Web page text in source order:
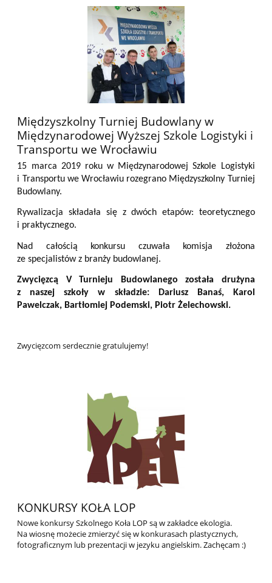
Międzyszkolny Turniej Budowlany w
Międzynarodowej Wyższej Szkole Logistyki i
Transportu we Wrocławiu
15 marca 2019 roku w Międzynarodowej Szkole Logistyki
i Transportu we Wrocławiu rozegrano Międzyszkolny Turniej
Budowlany.
Rywalizacja składała się z dwóch etapów: teoretycznego
i praktycznego.
Nad całością konkursu czuwała komisja złożona
ze specjalistów z branży budowlanej.
Zwycięzcą V Turnieju Budowlanego została drużyna
z naszej szkoły w składzie:
Dariusz Banaś, Karol
Pawelczak, Bartłomiej Podemski, Piotr Żelechowski.
Zwycięzcom serdecznie gratulujemy!
KONKURSY KOŁA LOP
Nowe konkursy Szkolnego Koła LOP są w zakładce ekologia.
Na wiosnę możecie zmierzyć się w konkurasach plastycznych,
fotograficznym lub prezentacji w jezyku angielskim. Zachęcam :)